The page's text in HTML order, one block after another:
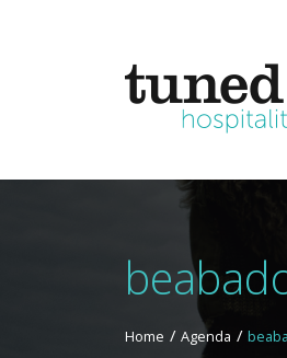
Home Agenda